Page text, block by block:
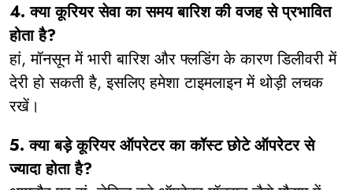
4. क्या कूरियर सेवा का समय बारिश की वजह से प्रभावित
होता है?
हां, मॉनसून में भारी बारिश और फ्लडिंग के कारण डिलीवरी में
देरी हो सकती है, इसलिए हमेशा टाइमलाइन में थोड़ी लचक
रखें।
5. क्या बड़े कूरियर ऑपरेटर का कॉस्ट छोटे ऑपरेटर से
ज्यादा होता है?